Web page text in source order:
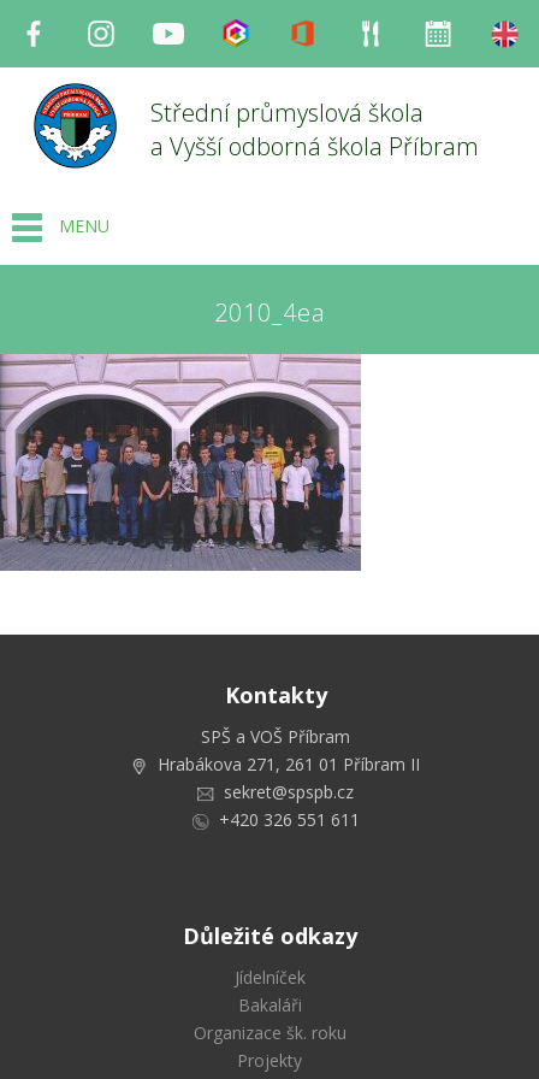
Facebook InstagramYoutube Bakaláři Office Strava
Střední průmyslová škola
a Vyšší odborná škola Příbram
MENU
2010_4ea
Kontakty
SPŠ a VOŠ Příbram
Hrabákova 271, 261 01 Příbram II
sekret@spspb.cz
+420 326 551 611
Důležité odkazy
Jídelníček
Bakaláři
Organizace šk. roku
Projekty